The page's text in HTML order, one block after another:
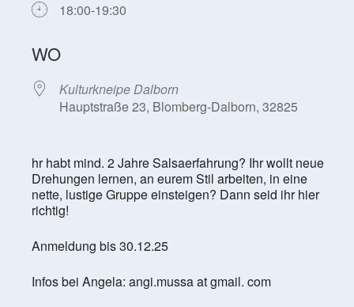
18:00-19:30
WO
Kulturkneipe Dalborn
Hauptstraße 23, Blomberg-Dalborn, 32825
hr habt mind. 2 Jahre Salsaerfahrung? Ihr wollt neue
Drehungen lernen, an eurem Stil arbeiten, in eine
nette, lustige Gruppe einsteigen? Dann seid ihr hier
richtig!
Anmeldung bis 30.12.25
Infos bei Angela: angi.mussa at gmail. com